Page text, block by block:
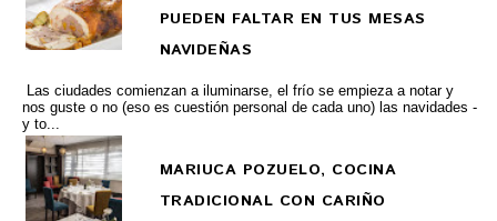
PUEDEN FALTAR EN TUS MESAS
NAVIDEÑAS
Las ciudades comienzan a iluminarse, el frío se empieza a notar y
nos guste o no (eso es cuestión personal de cada uno) las navidades -
y to...
MARIUCA POZUELO, COCINA
TRADICIONAL CON CARIÑO